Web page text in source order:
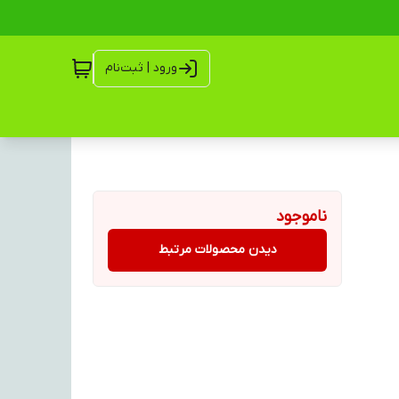
ورود | ثبت‌نام
ناموجود
دیدن محصولات مرتبط